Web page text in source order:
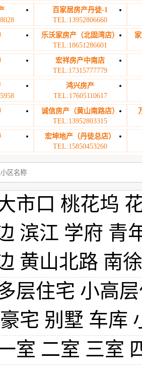
百家居房产丹徒-1
TEL:13952806660
乐沃家房产（北固湾店）
TEL:18651286601
宏祥房产中南店
TEL:17315777779
鸿兴房产
TEL:17605110617
诚信房产（黄山南路店）
TEL:13952803315
宏坤地产（丹徒总店）
TEL:15850453260
市口 桃花坞
滨江 学府 青
黄山北路 南徐
层住宅 小高
豪宅 别墅 车库
室 二室 三室